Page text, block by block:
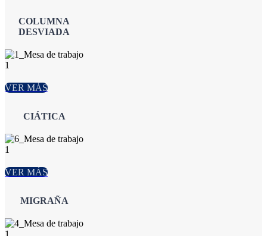
COLUMNA
DESVIADA
VER MÁS
CIÁTICA
VER MÁS
MIGRAÑA